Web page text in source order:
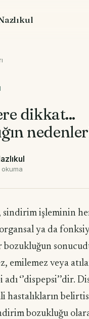
dikkat...
sindirim işleminin
organsal ya da
bozukluğun
emilemez veya
adı ‘’dispepsi’’dir.
hastalıkların
bozukluğu